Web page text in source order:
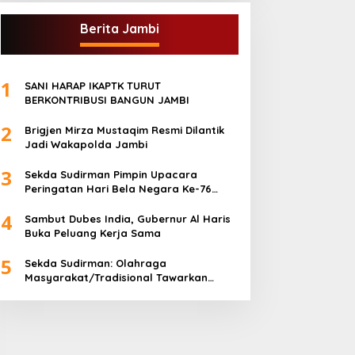
Berita Jambi
1
SANI HARAP IKAPTK TURUT
BERKONTRIBUSI BANGUN JAMBI
2
Brigjen Mirza Mustaqim Resmi Dilantik
Jadi Wakapolda Jambi
3
Sekda Sudirman Pimpin Upacara
Peringatan Hari Bela Negara Ke-76
4
Sambut Dubes India, Gubernur Al Haris
Buka Peluang Kerja Sama
5
Sekda Sudirman: Olahraga
Masyarakat/Tradisional Tawarkan